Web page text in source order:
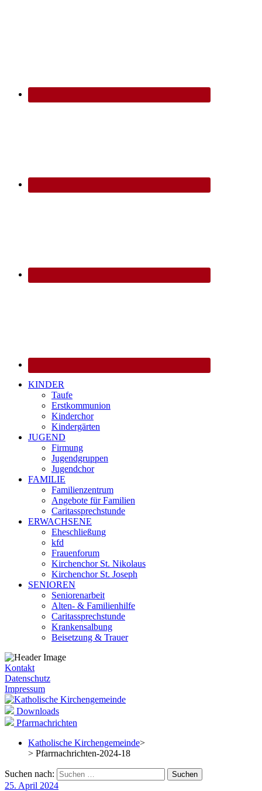
KINDER
Taufe
Erstkommunion
Kinderchor
Kindergärten
JUGEND
Firmung
Jugendgruppen
Jugendchor
FAMILIE
Familienzentrum
Angebote für Familien
Caritassprechstunde
ERWACHSENE
Eheschließung
kfd
Frauenforum
Kirchenchor St. Nikolaus
Kirchenchor St. Joseph
SENIOREN
Seniorenarbeit
Alten- & Familienhilfe
Caritassprechstunde
Krankensalbung
Beisetzung & Trauer
Kontakt
Datenschutz
Impressum
Downloads
Pfarrnachrichten
Katholische Kirchengemeinde>
> Pfarrnachrichten-2024-18
Suchen nach:
25. April 2024